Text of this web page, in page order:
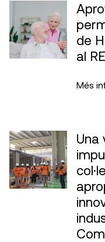
de
al
Més
Una